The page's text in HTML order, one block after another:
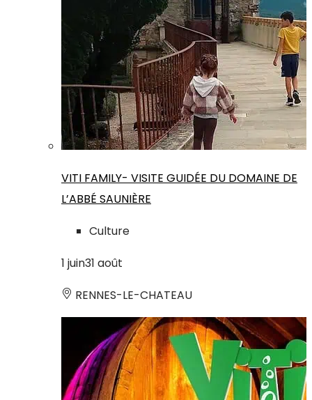
VITI FAMILY- VISITE GUIDÉE DU DOMAINE DE
L’ABBÉ SAUNIÈRE
Culture
1 juin31 août
RENNES-LE-CHATEAU